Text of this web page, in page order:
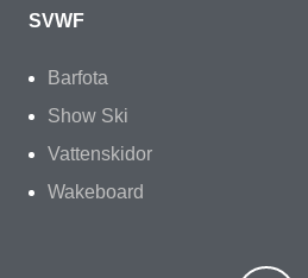
SVWF
Barfota
Show Ski
Vattenskidor
Wakeboard